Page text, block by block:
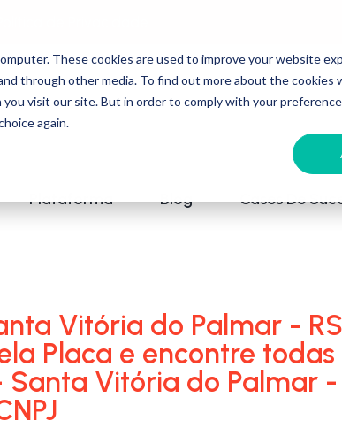
These cookies are used to improve your website
through other media. To find out more about the cookies
visit our site. But in order to comply with your
again.
Plataforma Blog Cases De
Vitória do Palmar -
Placa e encontre todas
Santa Vitória do Palmar -